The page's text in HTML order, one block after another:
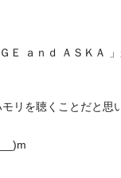
Ｅ ａｎｄ ＡＳＫＡ
リを聴くことだと思